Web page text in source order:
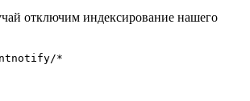
отключим индексирование нашего
*